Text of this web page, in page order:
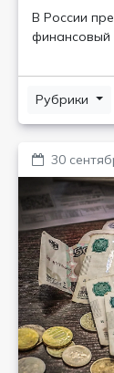
В России
финансовый
Рубрики
30